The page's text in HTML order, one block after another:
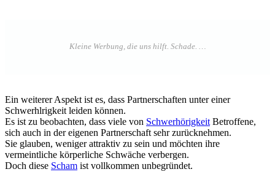
Ein weiterer Aspekt ist es, dass Partnerschaften unter einer
Schwerhlrigkeit leiden können.
Es ist zu beobachten, dass viele von Schwerhörigkeit Betroffene,
sich auch in der eigenen Partnerschaft sehr zurücknehmen.
Sie glauben, weniger attraktiv zu sein und möchten ihre
vermeintliche körperliche Schwäche verbergen.
Doch diese Scham ist vollkommen unbegründet.